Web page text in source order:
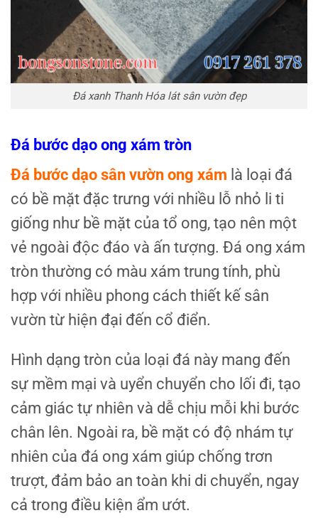
Đá xanh Thanh Hóa lát sân vườn đẹp
Đá bước dạo ong xám tròn
Đá bước dạo sân vườn ong xám là loại đá
có bề mặt đặc trưng với nhiều lỗ nhỏ li ti
giống như bề mặt của tổ ong, tạo nên một
vẻ ngoài độc đáo và ấn tượng. Đá ong xám
tròn thường có màu xám trung tính, phù
hợp với nhiều phong cách thiết kế sân
vườn từ hiện đại đến cổ điển.
Hình dạng tròn của loại đá này mang đến
sự mềm mại và uyển chuyển cho lối đi, tạo
cảm giác tự nhiên và dễ chịu mỗi khi bước
chân lên. Ngoài ra, bề mặt có độ nhám tự
nhiên của đá ong xám giúp chống trơn
trượt, đảm bảo an toàn khi di chuyển, ngay
cả trong điều kiện ẩm ướt.